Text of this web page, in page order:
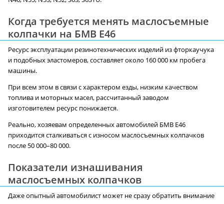
Когда требуется менять маслосъемные
колпачки на БМВ E46
Ресурс эксплуатации резинотехнических изделий из фторкаучука
и подобных эластомеров, составляет около 160 000 км пробега
машины.
При всем этом в связи с характером езды, низким качеством
топлива и моторных масел, рассчитанный заводом
изготовителем ресурс понижается.
Реально, хозяевам определенных автомобилей БМВ E46
приходится сталкиваться с износом маслосъемных колпачков
после 50 000–80 000.
Показатели изнашивания
маслосъемных колпачков
Даже опытный автомобилист может не сразу обратить внимание